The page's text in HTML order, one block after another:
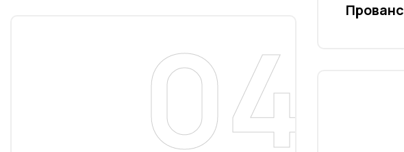
04
Прованс